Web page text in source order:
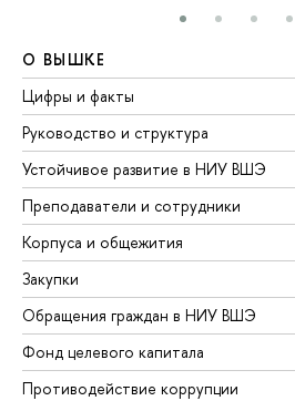
О ВЫШКЕ
Цифры и факты
Руководство и структура
Устойчивое развитие в НИУ ВШЭ
Преподаватели и сотрудники
Корпуса и общежития
Закупки
Обращения граждан в НИУ ВШЭ
Фонд целевого капитала
Противодействие коррупции